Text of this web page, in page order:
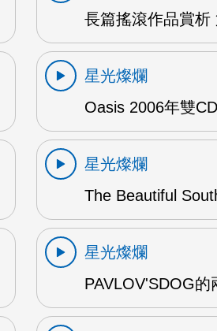
長篇搖滾作品賞析
星光燦爛
Oasis 2006年雙
星光燦爛
The Beautiful
星光燦爛
PAVLOV'SDOG